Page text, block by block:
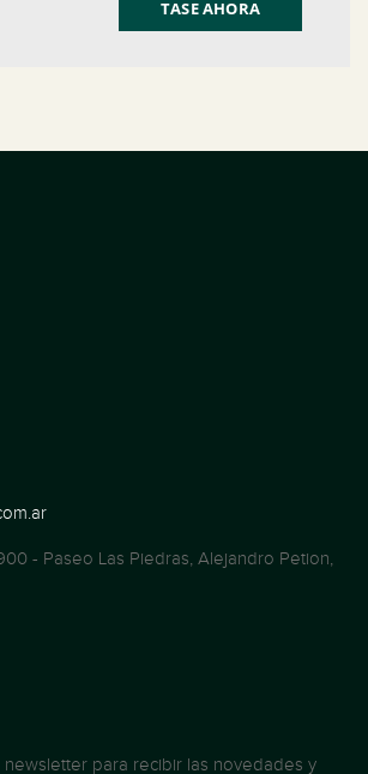
TASE AHORA
- Paseo Las Piedras, Alejandro Petion,
newsletter para recibir las novedades y